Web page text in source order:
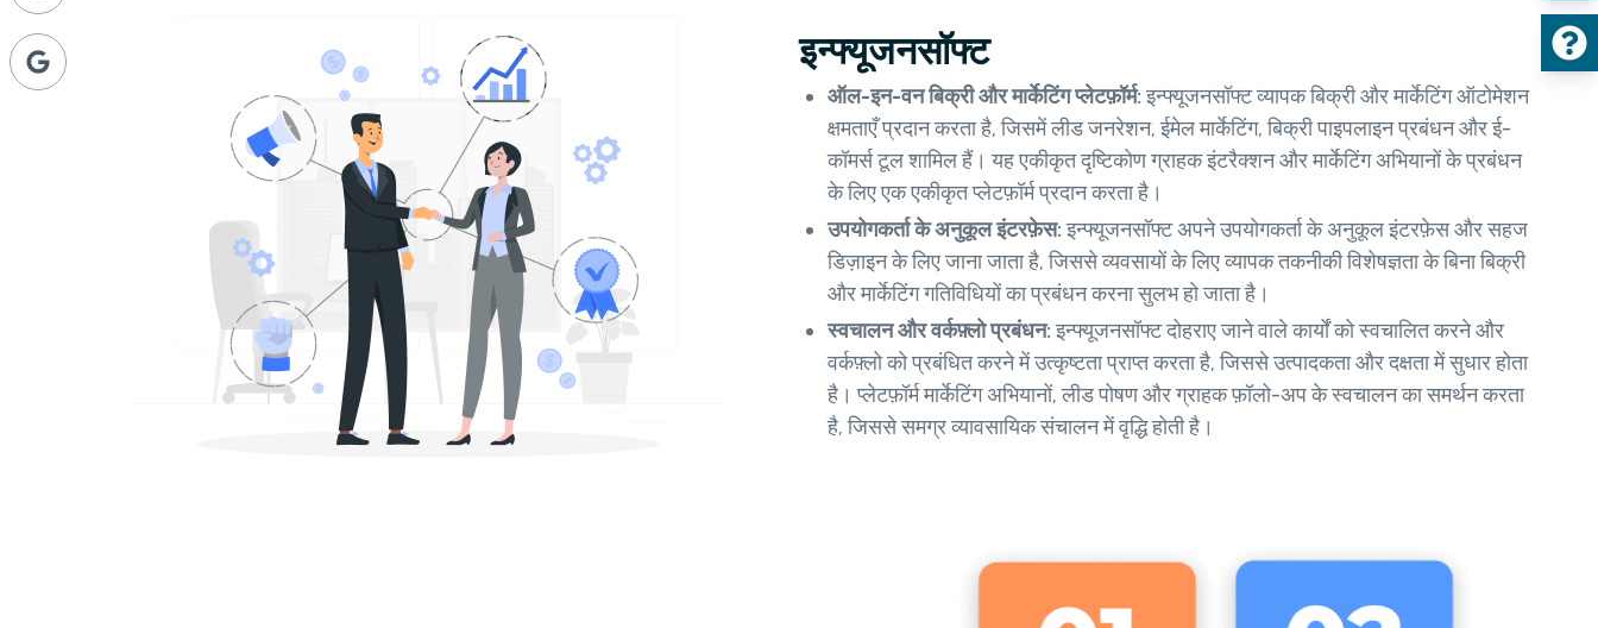
इन्फ्यूजनसॉफ्ट
ऑल-इन-वन बिक्री और मार्केटिंग प्लेटफ़ॉर्म:इन्फ्यूजनसॉफ्ट व्यापक बिक्री और मार्केटिंग ऑटोमेशन
क्षमताएँ प्रदान करता है, जिसमें लीड जनरेशन, ईमेल मार्केटिंग, बिक्री पाइपलाइन प्रबंधन और ई-
कॉमर्स टूल शामिल हैं। यह एकीकृत दृष्टिकोण ग्राहक इंटरैक्शन और मार्केटिंग अभियानों के प्रबंधन
के लिए एक एकीकृत प्लेटफ़ॉर्म प्रदान करता है।
उपयोगकर्ता के अनुकूल इंटरफ़ेस:इन्फ्यूजनसॉफ्ट अपने उपयोगकर्ता के अनुकूल इंटरफ़ेस और सहज
डिज़ाइन के लिए जाना जाता है, जिससे व्यवसायों के लिए व्यापक तकनीकी विशेषज्ञता के बिना बिक्री
और मार्केटिंग गतिविधियों का प्रबंधन करना सुलभ हो जाता है।
स्वचालन और वर्कफ़्लो प्रबंधन:इन्फ्यूजनसॉफ्ट दोहराए जाने वाले कार्यों को स्वचालित करने और
वर्कफ़्लो को प्रबंधित करने में उत्कृष्टता प्राप्त करता है, जिससे उत्पादकता और दक्षता में सुधार होता
है। प्लेटफ़ॉर्म मार्केटिंग अभियानों, लीड पोषण और ग्राहक फ़ॉलो-अप के स्वचालन का समर्थन करता
है, जिससे समग्र व्यावसायिक संचालन में वृद्धि होती है।